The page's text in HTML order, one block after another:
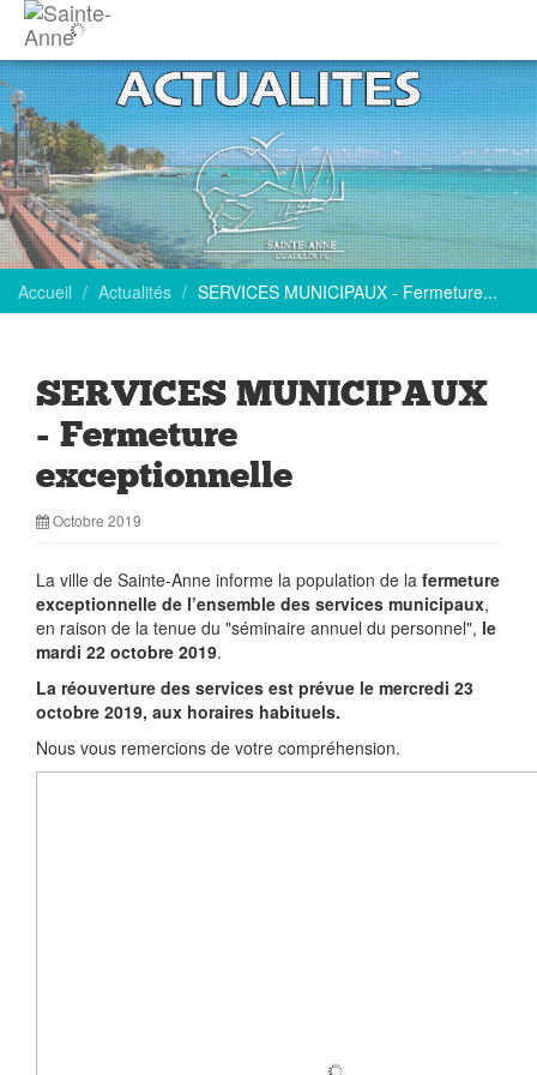
Accueil Actualités SERVICES MUNICIPAUX - Fermeture...
SERVICES MUNICIPAUX
- Fermeture
exceptionnelle
Octobre 2019
La ville de Sainte-Anne informe la population de la fermeture
exceptionnelle de l’ensemble des services municipaux,
en raison de la tenue du "séminaire annuel du personnel", le
mardi 22 octobre 2019.
La réouverture des services est prévue le mercredi 23
octobre 2019, aux horaires habituels.
Nous vous remercions de votre compréhension.